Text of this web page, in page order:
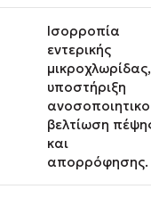
Ισορροπία
εντερικής
μικροχλωρίδας,
υποστήριξη
βελτίωση
και
απορρόφησης.